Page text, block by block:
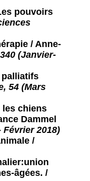
pouvoirs
/ Anne-
(Janvier-
palliatifs
54 (Mars
les chiens
Dammel
Février 2018)
/
âgées. /